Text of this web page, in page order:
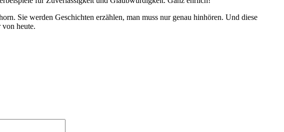
Sie werden Geschichten erzählen, man muss nur genau hinhören. Und diese
von heute.